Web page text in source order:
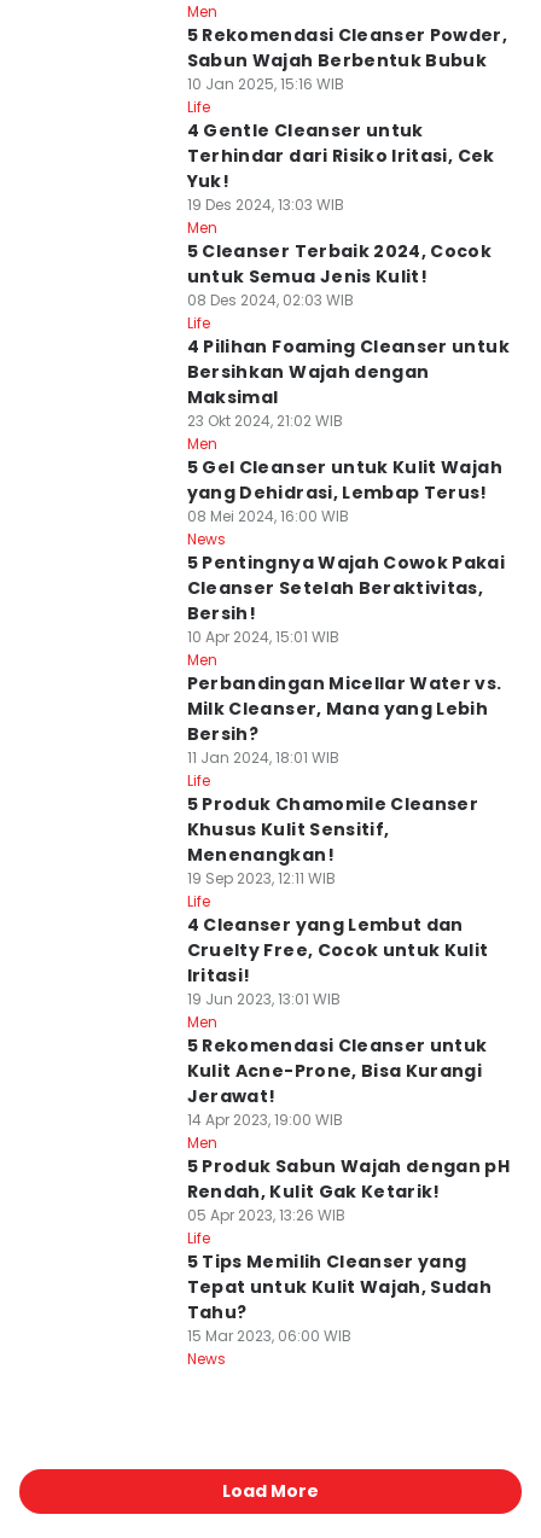
Men
5 Rekomendasi Cleanser Powder,
Sabun Wajah Berbentuk Bubuk
10 Jan 2025, 15:16 WIB
Life
4 Gentle Cleanser untuk
Terhindar dari Risiko Iritasi, Cek
Yuk!
19 Des 2024, 13:03 WIB
Men
5 Cleanser Terbaik 2024, Cocok
untuk Semua Jenis Kulit!
08 Des 2024, 02:03 WIB
Life
4 Pilihan Foaming Cleanser untuk
Bersihkan Wajah dengan
Maksimal
23 Okt 2024, 21:02 WIB
Men
5 Gel Cleanser untuk Kulit Wajah
yang Dehidrasi, Lembap Terus!
08 Mei 2024, 16:00 WIB
News
5 Pentingnya Wajah Cowok Pakai
Cleanser Setelah Beraktivitas,
Bersih!
10 Apr 2024, 15:01 WIB
Men
Perbandingan Micellar Water vs.
Milk Cleanser, Mana yang Lebih
Bersih?
11 Jan 2024, 18:01 WIB
Life
5 Produk Chamomile Cleanser
Khusus Kulit Sensitif,
Menenangkan!
19 Sep 2023, 12:11 WIB
Life
4 Cleanser yang Lembut dan
Cruelty Free, Cocok untuk Kulit
Iritasi!
19 Jun 2023, 13:01 WIB
Men
5 Rekomendasi Cleanser untuk
Kulit Acne-Prone, Bisa Kurangi
Jerawat!
14 Apr 2023, 19:00 WIB
Men
5 Produk Sabun Wajah dengan pH
Rendah, Kulit Gak Ketarik!
05 Apr 2023, 13:26 WIB
Life
5 Tips Memilih Cleanser yang
Tepat untuk Kulit Wajah, Sudah
Tahu?
15 Mar 2023, 06:00 WIB
News
Load More